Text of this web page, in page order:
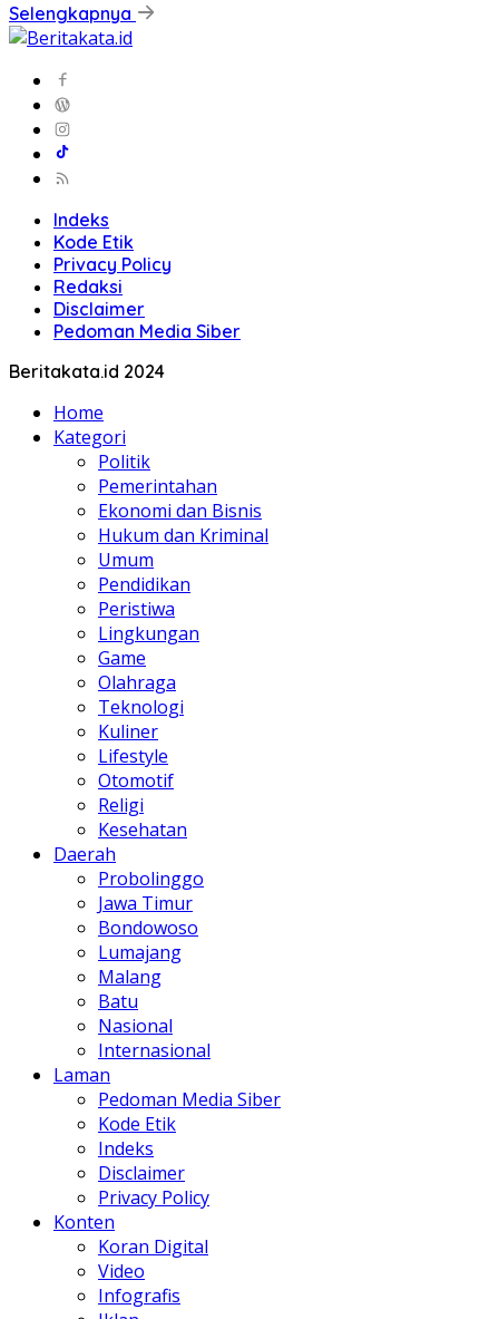
Selengkapnya
Indeks
Kode Etik
Privacy Policy
Redaksi
Disclaimer
Pedoman Media Siber
Beritakata.id 2024
Home
Kategori
Politik
Pemerintahan
Ekonomi dan Bisnis
Hukum dan Kriminal
Umum
Pendidikan
Peristiwa
Lingkungan
Game
Olahraga
Teknologi
Kuliner
Lifestyle
Otomotif
Religi
Kesehatan
Daerah
Probolinggo
Jawa Timur
Bondowoso
Lumajang
Malang
Batu
Nasional
Internasional
Laman
Pedoman Media Siber
Kode Etik
Indeks
Disclaimer
Privacy Policy
Konten
Koran Digital
Video
Infografis